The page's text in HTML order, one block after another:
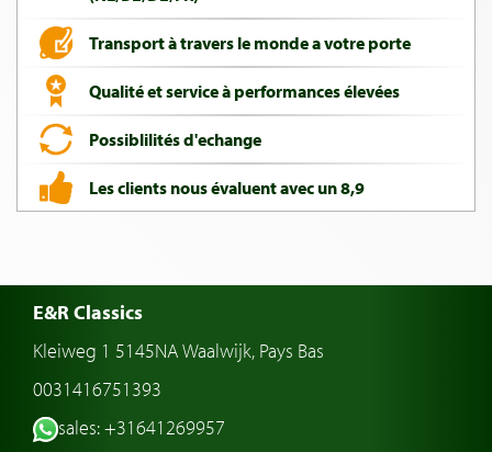
Transport à travers le monde a votre porte
Qualité et service à performances élevées
Possiblilités d'echange
Les clients nous évaluent avec un 8,9
E&R Classics
Kleiweg 1 5145NA Waalwijk, Pays Bas
0031416751393
sales: +31641269957